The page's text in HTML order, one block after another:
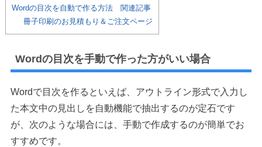
Wordの目次を自動で作る方法 関連記事
冊子印刷のお見積もり＆ご注文ページ
Wordの目次を手動で作った方がいい場合
Wordで目次を作るといえば、アウトライン形式で入力し
た本文中の見出しを自動機能で抽出するのが定石です
が、次のような場合には、手動で作成するのが簡単でお
すすめです。